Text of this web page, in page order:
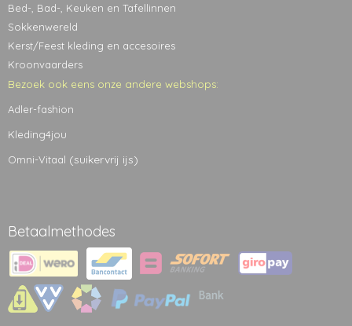
Bed-, Bad-, Keuken en Tafellinnen
Sokkenwereld
Kerst/Feest kleding en accesoires
Kroonvaarders
Bezoek ook eens onze andere webshops:
Adler-fashion
Kleding4jou
Omni-Vitaal (suikervrij ijs)
Betaalmethodes